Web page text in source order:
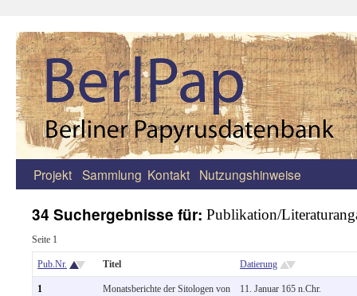
Zum
springen
Projekt Sammlung Kontakt Nutzungshinweise
34 Suchergebnisse für: Publikation/
Seite 1
Pub.Nr. Titel Datierung
1
Monatsberichte der Sitologen von
11. Januar 165 n.Chr.